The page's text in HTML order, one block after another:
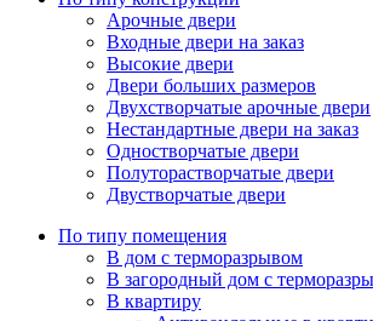
Арочные двери
Входные двери на заказ
Высокие двери
Двери больших размеров
Двухстворчатые арочные двери
Нестандартные двери на заказ
Одностворчатые двери
Полуторастворчатые двери
Двустворчатые двери
По типу помещения
В дом с терморазрывом
В загородный дом с
В квартиру